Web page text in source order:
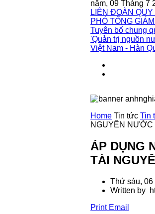
năm, 09 Tháng 7
LIÊN ĐOÀN
PHÓ TỔNG GIÁM
Tuyên bố chung
'Quản trị nguồn
Việt Nam - Hàn
Home Tin tức Tin
NGUYÊN NƯỚC
ÁP DỤNG
TÀI
Thứ sáu, 06
Written by
Print Email